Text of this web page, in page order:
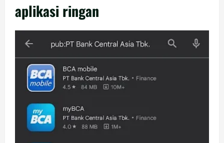
aplikasi ringan